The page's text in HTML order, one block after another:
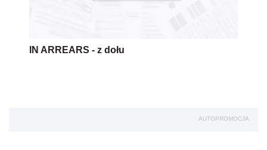
IN ARREARS - z dołu
AUTOPROMOCJA